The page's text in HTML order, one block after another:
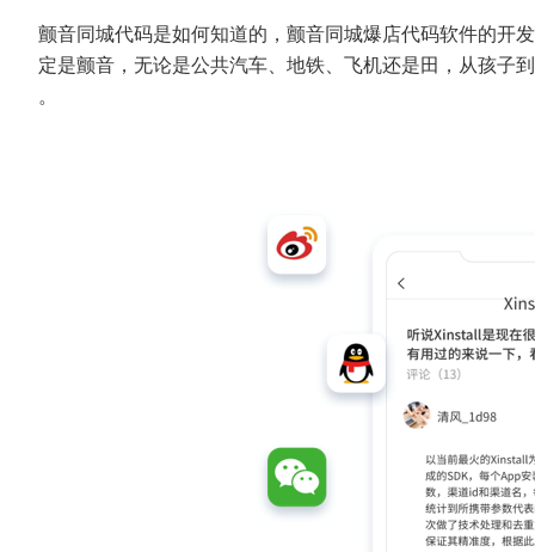
颤音同城代码是如何知道的，颤音同城爆店代码软件的开
定是颤音，无论是公共汽车、地铁、飞机还是田，从孩子
。